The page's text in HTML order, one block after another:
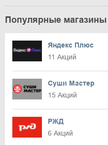
Популярные магазины
Яндекс Плюс
11 Акций
Суши Мастер
15 Акций
РЖД
6 Акций